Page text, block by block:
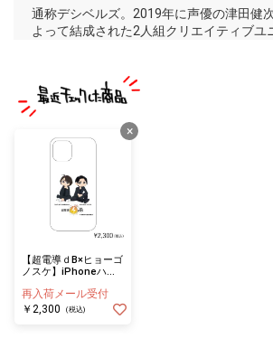
通称デシベルズ。2019年に声優の津田健
よって結成された2人組クリエイティブユ
×
【超電導ｄB×ヒョーゴ
ノスケ】iPhoneハー
再入荷メール受付
￥2,300
(税込)